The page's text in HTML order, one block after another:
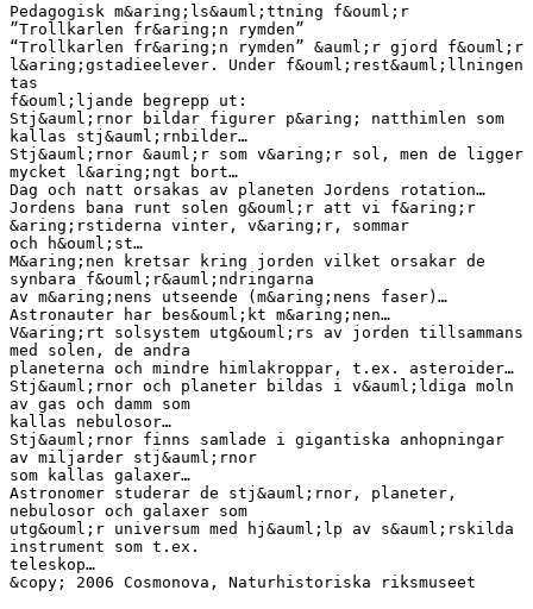
Pedagogisk m&aring;ls&auml;ttning f&ouml;r
”Trollkarlen fr&aring;n rymden”
“Trollkarlen fr&aring;n rymden” &auml;r gjord f&ouml;r
l&aring;gstadieelever. Under f&ouml;rest&auml;llningen
tas
f&ouml;ljande begrepp ut:
Stj&auml;rnor bildar figurer p&aring; natthimlen som
kallas stj&auml;rnbilder…
Stj&auml;rnor &auml;r som v&aring;r sol, men de ligger
mycket l&aring;ngt bort…
Dag och natt orsakas av planeten Jordens rotation…
Jordens bana runt solen g&ouml;r att vi f&aring;r
&aring;rstiderna vinter, v&aring;r, sommar
och h&ouml;st…
M&aring;nen kretsar kring jorden vilket orsakar de
synbara f&ouml;r&auml;ndringarna
av m&aring;nens utseende (m&aring;nens faser)…
Astronauter har bes&ouml;kt m&aring;nen…
V&aring;rt solsystem utg&ouml;rs av jorden tillsammans
med solen, de andra
planeterna och mindre himlakroppar, t.ex. asteroider…
Stj&auml;rnor och planeter bildas i v&auml;ldiga moln
av gas och damm som
kallas nebulosor…
Stj&auml;rnor finns samlade i gigantiska anhopningar
av miljarder stj&auml;rnor
som kallas galaxer…
Astronomer studerar de stj&auml;rnor, planeter,
nebulosor och galaxer som
utg&ouml;r universum med hj&auml;lp av s&auml;rskilda
instrument som t.ex.
teleskop…